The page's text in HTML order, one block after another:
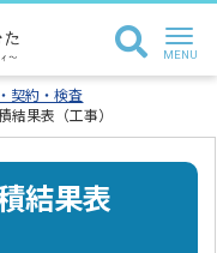
契約・検査
結果表（工事）
結果表